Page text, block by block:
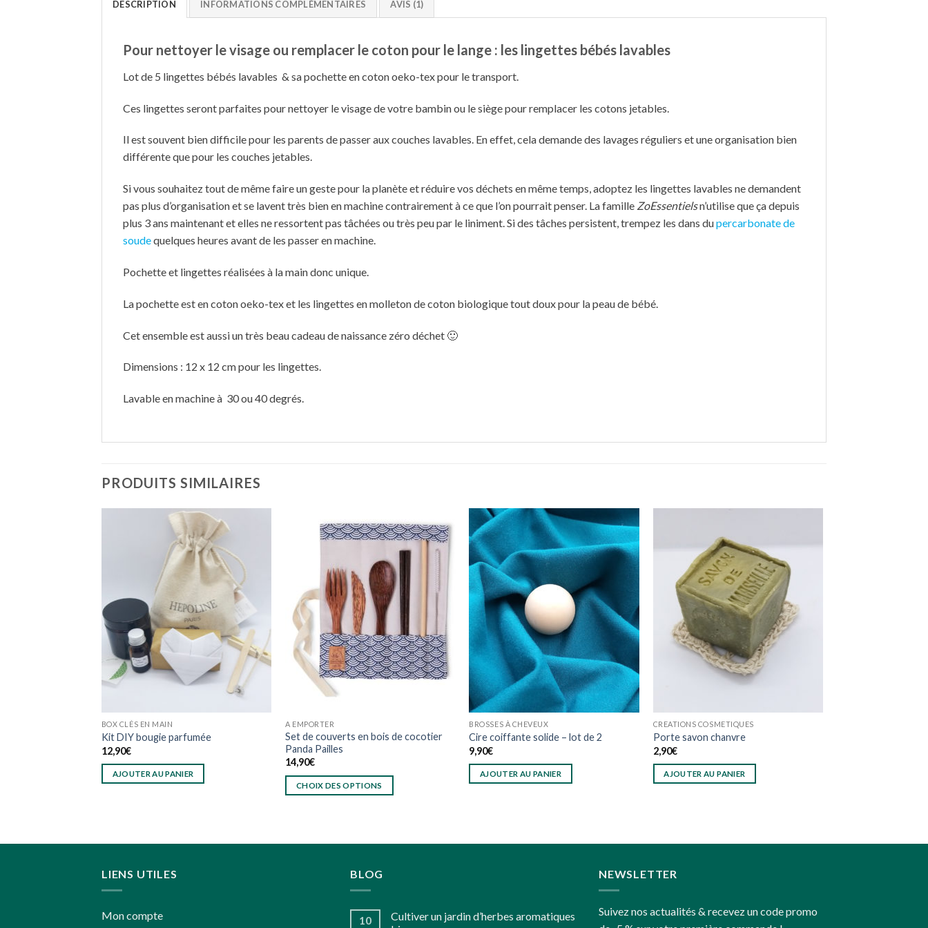
DESCRIPTION INFORMATIONS COMPLÉMENTAIRES AVIS (1)
Pour nettoyer le visage ou remplacer le coton pour le lange : les lingettes bébés lavables
Lot de 5 lingettes bébés lavables & sa pochette en coton oeko-tex pour le transport.
Ces lingettes seront parfaites pour nettoyer le visage de votre bambin ou le siège pour remplacer les cotons jetables.
Il est souvent bien difficile pour les parents de passer aux couches lavables. En effet, cela demande des lavages réguliers et une organisation bien
différente que pour les couches jetables.
Si vous souhaitez tout de même faire un geste pour la planète et réduire vos déchets en même temps, adoptez les lingettes lavables ne demandent
pas plus d’organisation et se lavent très bien en machine contrairement à ce que l’on pourrait penser. La famille ZoEssentielsn’utilise que ça depuis
plus 3 ans maintenant et elles ne ressortent pas tâchées ou très peu par le liniment. Si des tâches persistent, trempez les dans dupercarbonate de
soudequelques heures avant de les passer en machine.
Pochette et lingettes réalisées à la main donc unique.
La pochette est en coton oeko-tex et les lingettes en molleton de coton biologique tout doux pour la peau de bébé.
Cet ensemble est aussi un très beau cadeau de naissance zéro déchet 🙂
Dimensions : 12 x 12 cm pour les lingettes.
Lavable en machine à 30 ou 40 degrés.
PRODUITS SIMILAIRES
Ajouter
à
wishlist
BOX CLÉS EN MAIN
Kit DIY bougie parfumée
12,90€
AJOUTER AU PANIER
Ajouter
wishlist
A EMPORTER
Set de couverts en bois de cocotier
Panda Pailles
14,90€
CHOIX DES OPTIONS
wishlist
BROSSES À CHEVEUX
Cire coiffante solide – lot de 2
9,90€
AJOUTER AU PANIER
Ajouter
wishlist
CREATIONS COSMETIQUES
Porte savon chanvre
2,90€
AJOUTER AU PANIER
LIENS UTILES
Mon compte
BLOG
10
Cultiver un jardin d’herbes aromatiques
NEWSLETTER
Suivez nos actualités & recevez un code promo